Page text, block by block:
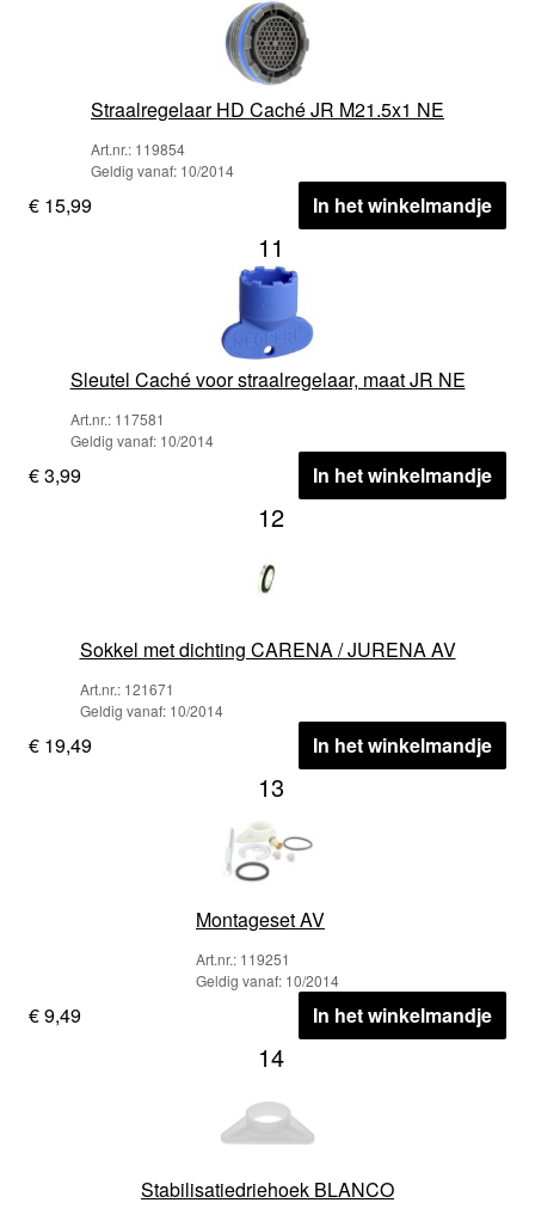
Straalregelaar HD Caché JR M21.5x1 NE
Art.nr.: 119854
Geldig vanaf: 10/2014
€ 15,99 In het winkelmandje
11
Sleutel Caché voor straalregelaar, maat JR NE
Art.nr.: 117581
Geldig vanaf: 10/2014
€ 3,99 In het winkelmandje
12
Sokkel met dichting CARENA / JURENA AV
Art.nr.: 121671
Geldig vanaf: 10/2014
€ 19,49 In het winkelmandje
13
Montageset AV
Art.nr.: 119251
Geldig vanaf: 10/2014
€ 9,49 In het winkelmandje
14
Stabilisatiedriehoek BLANCO